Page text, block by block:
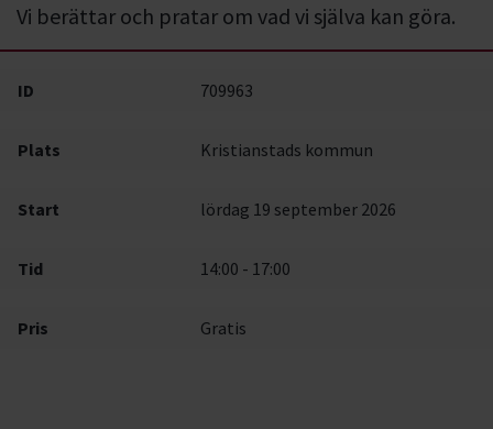
Vi berättar och pratar om vad vi själva kan göra.
ID 709963
Plats Kristianstads kommun
Start lördag 19 september 2026
Tid 14:00 - 17:00
Pris Gratis